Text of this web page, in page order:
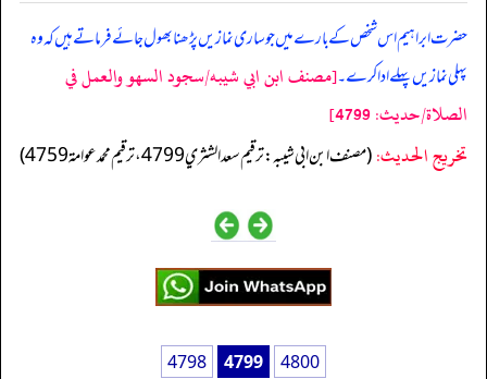
حضرت ابراہیم اس شخص کے بارے میں جو ساری نمازیں پڑھنا بھول جائے فرماتے ہیں کہ وہ
پہلی نمازیں پہلے ادا کرے۔[مصنف ابن ابي شيبه/سجود السهو والعمل في
الصلاة/حدیث: 4799]
تخریج الحدیث:(مصنف ابن ابي شيبه: ترقيم سعد الشثري 4799، ترقيم محمد عوامة 4759)
4798 4799 4800